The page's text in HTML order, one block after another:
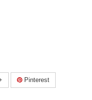
Pinterest